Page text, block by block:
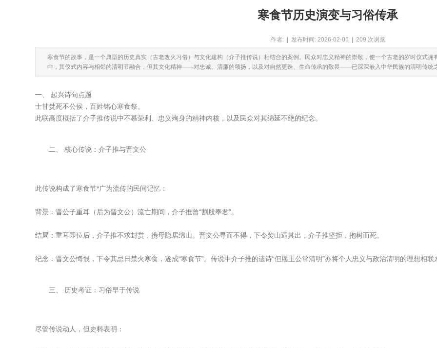
寒食节历史演变与习俗传承
作者: | 发布时间: 2026-02-06 | 209 次浏览
寒食节的故事，是一个典型的历史真实（古老改火习俗）与文化建构（介子推传说）相结合的案例。民众对忠义精神的崇敬，使一个古老的岁时仪式
中，其仪式内容与相邻的清明节融合，但其文化精神——对忠诚、清廉的颂扬，以及对自然更迭、生命传承的敬畏——已深深嵌入中华民族的清明传统
一、 起兴诗句点题
士甘焚死不公侯，百姓铭心寒食祭。
此联高度概括了介子推传说中不慕荣利、忠义殉身的精神内核，以及民众对其绵延不绝的纪念。
二、 核心传说：介子推与晋文公
此传说构成了寒食节*广为流传的民间记忆：
背景：晋公子重耳（后为晋文公）流亡期间，介子推曾“割股奉君”。
结局：重耳即位后，介子推不求封赏，携母隐居绵山。晋文公寻而不得，下令焚山逼其出，介子推坚拒，抱树而死。
纪念：晋文公悔恨，下令其忌日禁火寒食，遂成“寒食节”。传说中介子推的遗诗“但愿主公常清明”亦将个人忠义与政治清明的理想相联
三、 历史考证：习俗早于传说
尽管传说动人，但史料表明：